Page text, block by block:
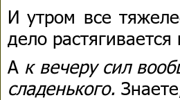
И утром все
дело растягивается
А к вечеру сил
сладенького.